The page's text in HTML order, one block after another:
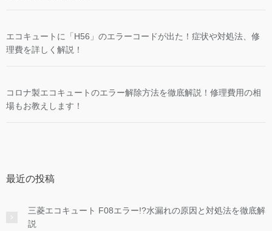
エコキュートに「H56」のエラーコードが出た！症状や対処法、修
理費を詳しく解説！
コロナ製エコキュートのエラー解除方法を徹底解説！修理費用の相
場もお教えします！
最近の投稿
三菱エコキュート F08エラー!?水漏れの原因と対処法を徹底解
説